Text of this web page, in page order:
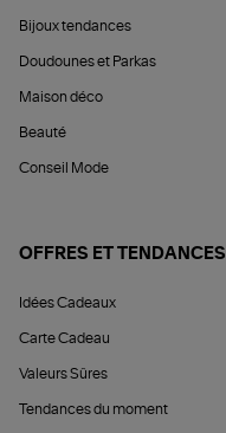
Bijoux tendances
Doudounes et Parkas
Maison déco
Beauté
Conseil Mode
OFFRES ET TENDANCES
Idées Cadeaux
Carte Cadeau
Valeurs Sûres
Tendances du moment